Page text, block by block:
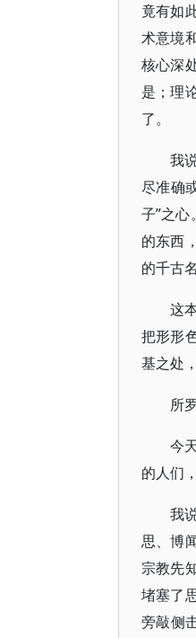
竟有如
术意境
核心深
是；理
了。
我
尽准确
子”之
的东西
的千古
这
把形形
基之处
所
今
的人们
我
思、博
宗教先
堵塞了
旁敲侧